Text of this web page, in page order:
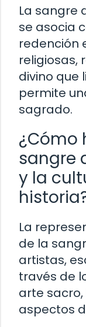
La sangre
se asocia
redención
religiosas,
divino que
permite
sagrado.
¿Cómo
sangre
y la
La
de la
artistas,
través de
arte
aspectos